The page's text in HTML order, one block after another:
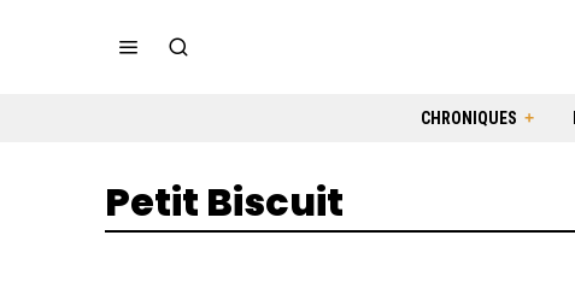
CHRONIQUES
Petit Biscuit